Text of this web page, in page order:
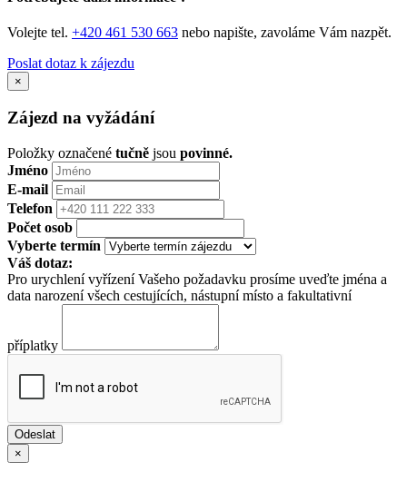
Volejte tel. +420 461 530 663 nebo napište, zavoláme Vám nazpět.
Poslat dotaz k zájezdu
×
Zájezd na vyžádání
Položky označené tučně jsou povinné.
Jméno
E-mail
Telefon
Počet osob
Vyberte termín
Váš dotaz:
Pro urychlení vyřízení Vašeho požadavku prosíme uveďte jména a
data narození všech cestujících, nástupní místo a fakultativní
příplatky
×